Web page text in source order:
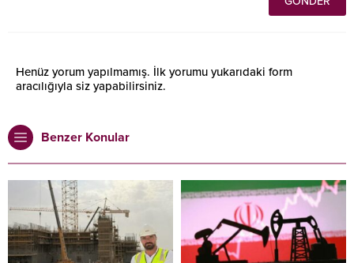
Henüz yorum yapılmamış. İlk yorumu yukarıdaki form
aracılığıyla siz yapabilirsiniz.
Benzer Konular